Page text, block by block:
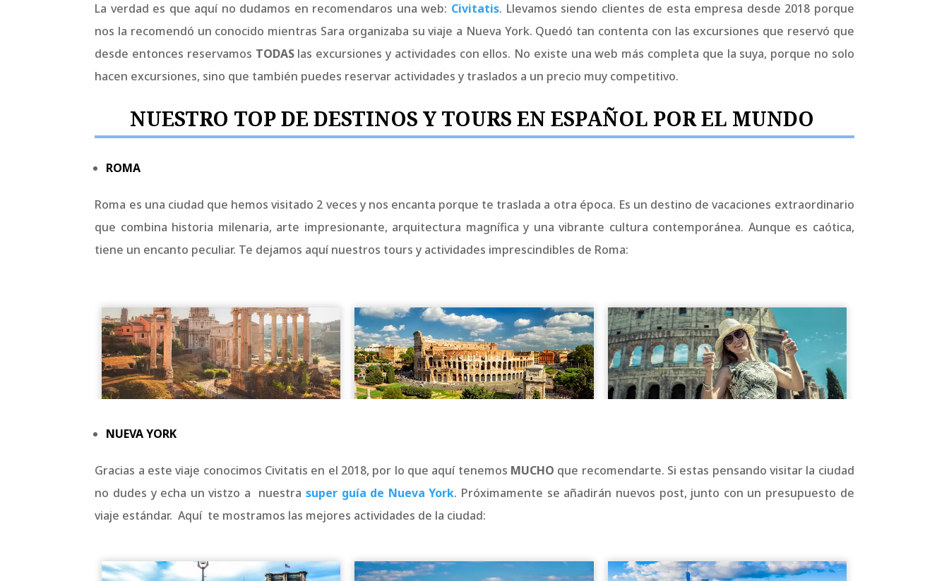
La verdad es que aquí no dudamos en recomendaros una web: Civitatis. Llevamos siendo clientes de esta empresa desde 2018 porque
nos la recomendó un conocido mientras Sara organizaba su viaje a Nueva York. Quedó tan contenta con las excursiones que reservó que
desde entonces reservamos TODASlas excursiones y actividades con ellos. No existe una web más completa que la suya, porque no solo
hacen excursiones, sino que también puedes reservar actividades y traslados a un precio muy competitivo.
NUESTRO TOP DE DESTINOS Y TOURS EN ESPAÑOL POR EL MUNDO
ROMA
Roma es una ciudad que hemos visitado 2 veces y nos encanta porque te traslada a otra época. Es un destino de vacaciones extraordinario
que combina historia milenaria, arte impresionante, arquitectura magnífica y una vibrante cultura contemporánea. Aunque es caótica,
tiene un encanto peculiar. Te dejamos aquí nuestros tours y actividades imprescindibles de Roma:
NUEVA YORK
Gracias a este viaje conocimos Civitatis en el 2018, por lo que aquí tenemos MUCHO que recomendarte. Si estas pensando visitar la ciudad
no dudes y echa un vistzo a nuestra super guía de Nueva York. Próximamente se añadirán nuevos post, junto con un presupuesto de
viaje estándar. Aquí te mostramos las mejores actividades de la ciudad: